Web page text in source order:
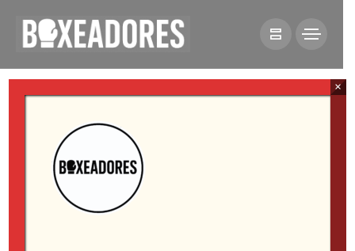
COLUMNAS
×